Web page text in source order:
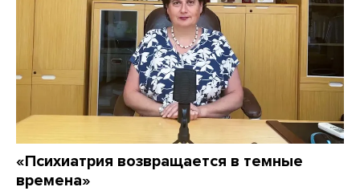
«Психиатрия возвращается в темные
времена»